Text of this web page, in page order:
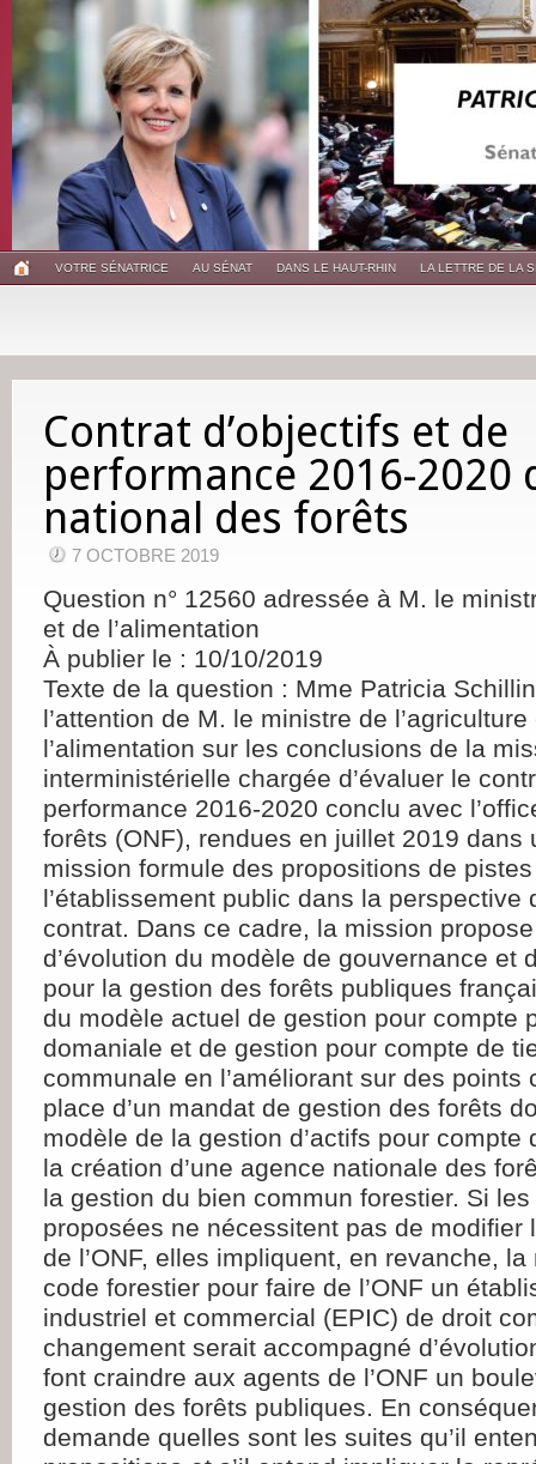
VOTRE SÉNATRICE AU SÉNAT DANS LE HAUT-RHIN LA LETTRE DE LA
Contrat d’objectifs et de
performance 2016-2020
national des forêts
7 OCTOBRE 2019
Question n° 12560 adressée à M. le
et de l’alimentation
À publier le : 10/10/2019
Texte de la question : Mme Patricia
l’attention de M. le ministre de l’agriculture
l’alimentation sur les conclusions de la
interministérielle chargée d’évaluer le
performance 2016-2020 conclu avec
forêts (ONF), rendues en juillet 2019 dans
mission formule des propositions de pistes
l’établissement public dans la perspective
contrat. Dans ce cadre, la mission
d’évolution du modèle de gouvernance et
pour la gestion des forêts publiques
du modèle actuel de gestion pour compte
domaniale et de gestion pour compte de
communale en l’améliorant sur des points
place d’un mandat de gestion des forêts
modèle de la gestion d’actifs pour compte
la création d’une agence nationale des
la gestion du bien commun forestier. Si
proposées ne nécessitent pas de modifier
de l’ONF, elles impliquent, en revanche,
code forestier pour faire de l’ONF un
industriel et commercial (EPIC) de droit
changement serait accompagné
font craindre aux agents de l’ONF un
gestion des forêts publiques. En
demande quelles sont les suites qu’il